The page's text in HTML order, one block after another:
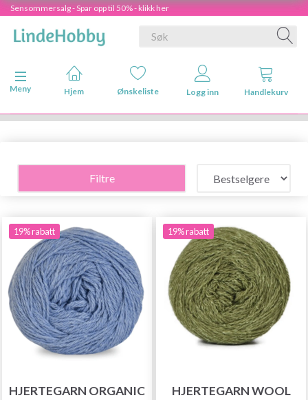
Sensommersalg - Spar opp til 50% - klikk her
Veksle navigasjon
Meny
Hjem Ønskeliste Logg inn Handlekurv
Filtre
19% rabatt
HJERTEGARN ORGANIC
19% rabatt
HJERTEGARN WOOL